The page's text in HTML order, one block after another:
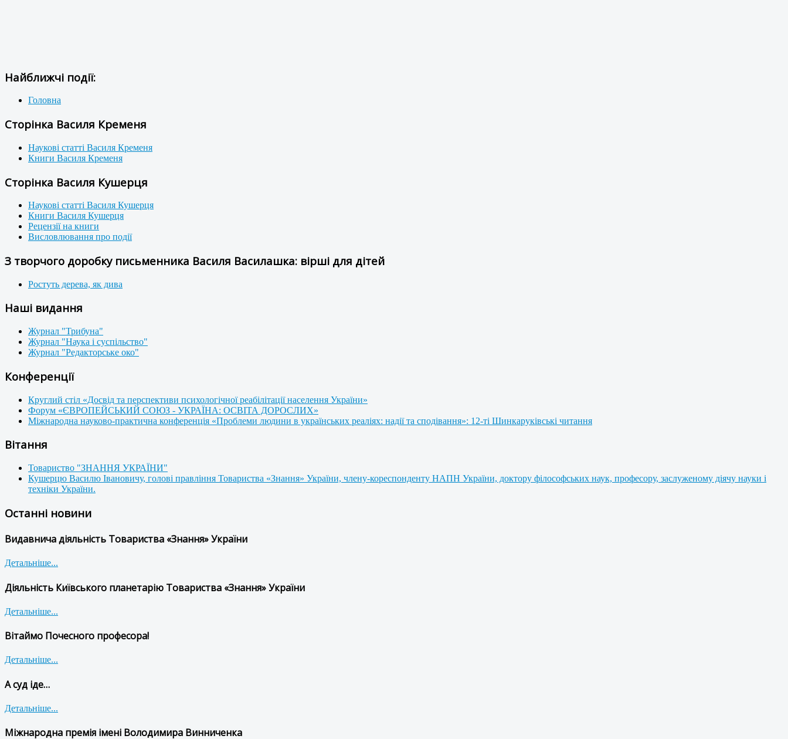
Найближчі події:
Головна
Сторінка Василя Кременя
Наукові статті Василя Кременя
Книги Василя Кременя
Сторінка Василя Кушерця
Наукові статті Василя Кушерця
Книги Василя Кушерця
Рецензії на книги
Висловлювання про події
З творчого доробку письменника Василя Василашка: вірші для дітей
Ростуть дерева, як дива
Наші видання
Журнал "Трибуна"
Журнал "Наука і суспільство"
Журнал "Редакторське око"
Конференції
Круглий стіл «Досвід та перспективи психологічної реабілітації населення України»
Форум «ЄВРОПЕЙСЬКИЙ СОЮЗ - УКРАЇНА: ОСВІТА ДОРОСЛИХ»
Міжнародна науково-практична конференція «Проблеми людини в українських реаліях: надії та сподівання»: 12-ті Шинкаруківські читання
Вітання
Товариство "ЗНАННЯ УКРАЇНИ"
Кушерцю Василю Івановичу, голові правління Товариства «Знання» України, члену-кореспонденту НАПН України, доктору філософських наук, професору, заслуженому діячу науки і
техніки України.
Останні новини
Видавнича діяльність Товариства «Знання» України
Детальніше...
Діяльність Київського планетарію Товариства «Знання» України
Детальніше...
Вітаймо Почесного професора!
Детальніше...
А суд іде…
Детальніше...
Міжнародна премія імені Володимира Винниченка